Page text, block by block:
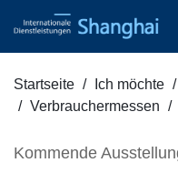
Startseite Ich möchte
Verbrauchermessen
Kommende